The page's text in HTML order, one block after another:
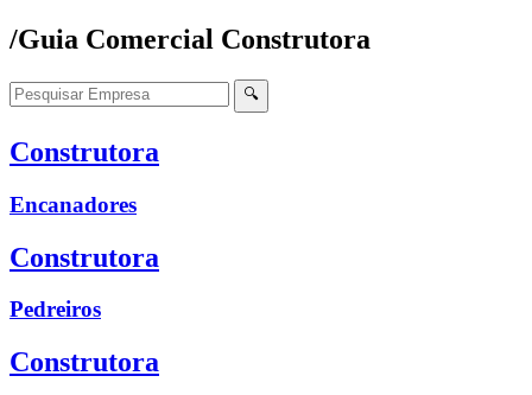
/Guia Comercial Construtora
🔍
Construtora
Encanadores
Construtora
Pedreiros
Construtora